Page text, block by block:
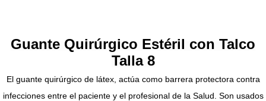
Guante Quirúrgico Estéril con Talco
Talla 8
El guante quirúrgico de látex, actúa como barrera protectora contra
infecciones entre el paciente y el profesional de la Salud. Son usados